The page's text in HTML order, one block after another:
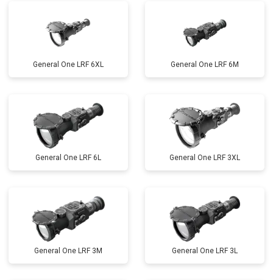
General One LRF 6XL General One LRF 6M
General One LRF 6L General One LRF 3XL
General One LRF 3M General One LRF 3L